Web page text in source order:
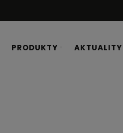
PRODUKTY AKTUALITY